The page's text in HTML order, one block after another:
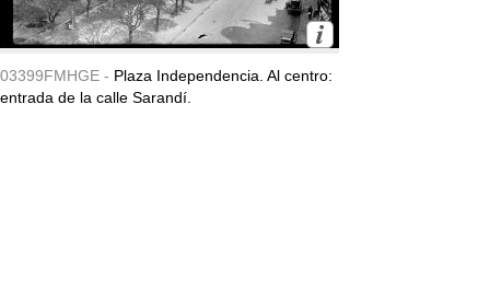
03399FMHGE - Plaza Independencia. Al centro:
entrada de la calle Sarandí.